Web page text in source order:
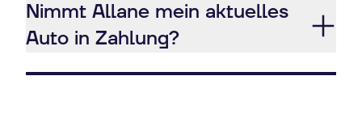
Nimmt Allane mein aktuelles
Auto in Zahlung?